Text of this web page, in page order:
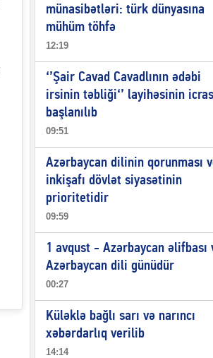
münasibətləri: türk dünyasına
mühüm töhfə
12:19
‘’Şair Cavad Cavadlının ədəbi
irsinin təbliği‘’ layihəsinin
başlanılıb
09:51
Azərbaycan dilinin qorunması
inkişafı dövlət siyasətinin
prioritetidir
09:59
1 avqust - Azərbaycan əlifbası
Azərbaycan dili günüdür
00:27
Küləklə bağlı sarı və narıncı
xəbərdarlıq verilib
14:14